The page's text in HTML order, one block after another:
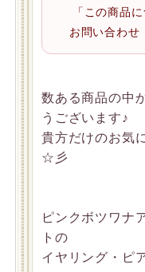
「この商品
お問い合わせ
数ある商品の中
うございます♪
貴方だけのお気
☆彡
ピンクボツワナ
トの
イヤリング・ピ